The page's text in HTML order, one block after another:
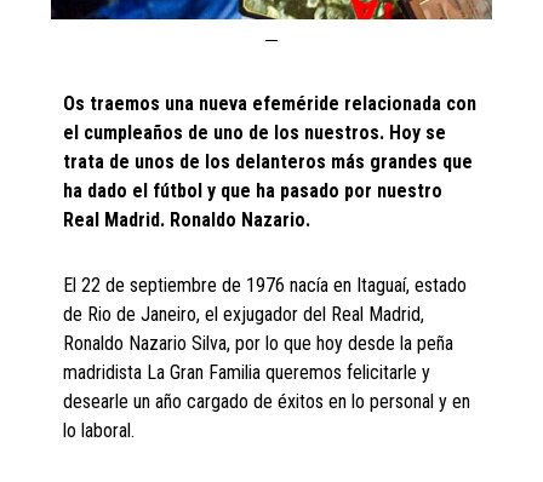
Os traemos una nueva efeméride relacionada con
el cumpleaños de uno de los nuestros. Hoy se
trata de unos de los delanteros más grandes que
ha dado el fútbol y que ha pasado por nuestro
Real Madrid. Ronaldo Nazario.
El 22 de septiembre de 1976 nacía en Itaguaí, estado
de Rio de Janeiro, el exjugador del Real Madrid,
Ronaldo Nazario Silva, por lo que hoy desde la peña
madridista La Gran Familia queremos felicitarle y
desearle un año cargado de éxitos en lo personal y en
lo laboral.